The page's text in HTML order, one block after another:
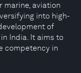
marine, aviation
into high-
of
India. It aims to
competency in